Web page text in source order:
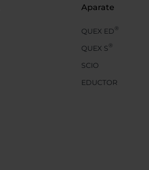
Aparate
QUEX ED®
QUEX S®
SCIO
EDUCTOR